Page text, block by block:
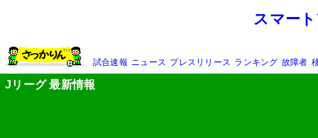
スマー
試合速報 ニュース プレスリリース ランキング 故障者
Jリーグ 最新情報